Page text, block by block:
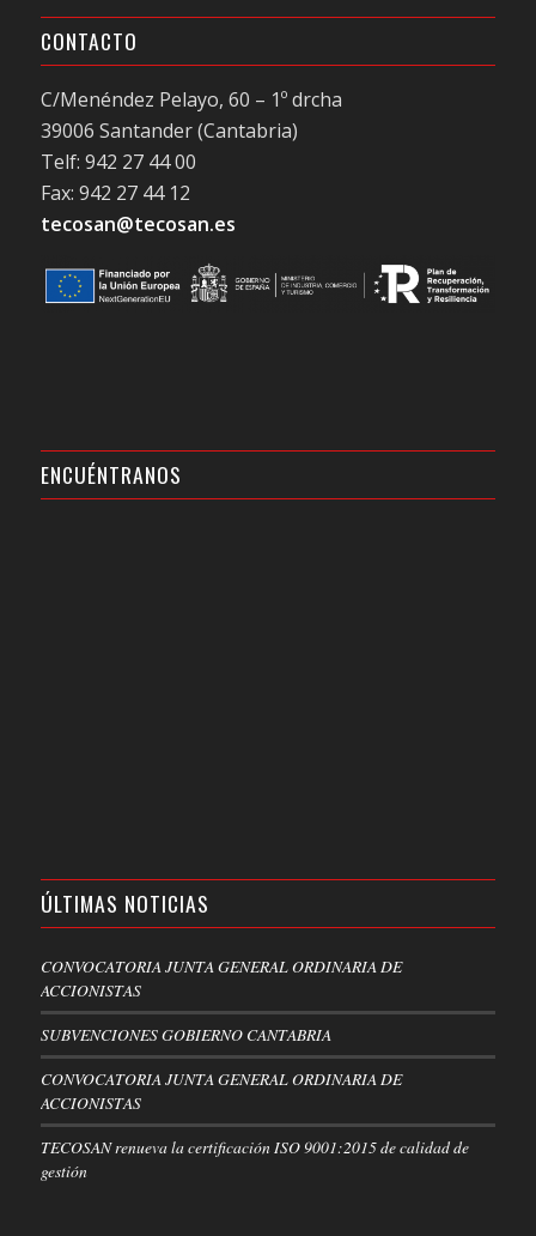
CONTACTO
C/Menéndez Pelayo, 60 – 1º drcha
39006 Santander (Cantabria)
Telf: 942 27 44 00
Fax: 942 27 44 12
tecosan@tecosan.es
ENCUÉNTRANOS
ÚLTIMAS NOTICIAS
CONVOCATORIA JUNTA GENERAL ORDINARIA DE
ACCIONISTAS
SUBVENCIONES GOBIERNO CANTABRIA
CONVOCATORIA JUNTA GENERAL ORDINARIA DE
ACCIONISTAS
TECOSAN renueva la certificación ISO 9001:2015 de calidad de
gestión